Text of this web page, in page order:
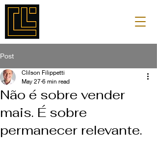
Post
Não é sobre vender
mais. É sobre
permanecer relevante.
Clilson Filippetti
May 27 6 min read